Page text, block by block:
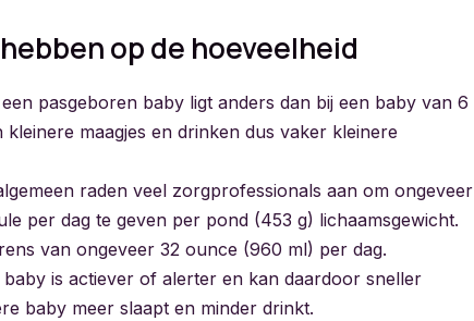
op de hoeveelheid
pasgeboren baby ligt anders dan bij een baby van 6
kleinere maagjes en drinken dus vaker kleinere
raden veel zorgprofessionals aan om ongeveer
per dag te geven per pond (453 g) lichaamsgewicht.
van ongeveer 32 ounce (960 ml) per dag.
baby is actiever of alerter en kan daardoor sneller
baby meer slaapt en minder drinkt.